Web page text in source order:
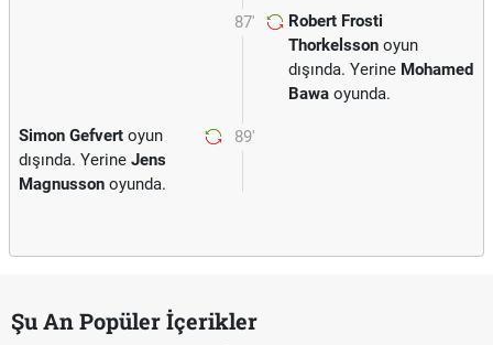
87'
Robert Frosti
Thorkelsson oyun
dışında. Yerine Mohamed
Bawa oyunda.
89'
Simon Gefvert oyun
dışında. Yerine Jens
Magnusson oyunda.
Şu An Popüler İçerikler